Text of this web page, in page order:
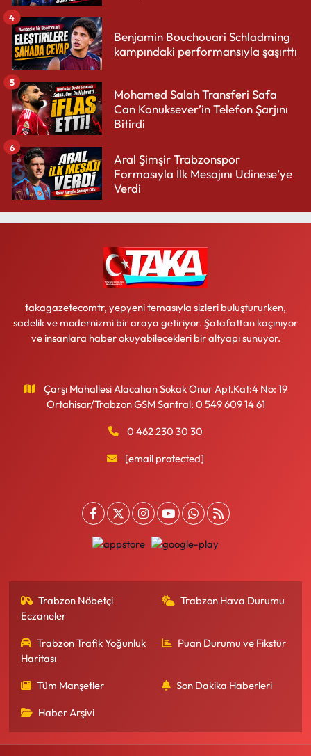
Benjamin Bouchouari Schladming
kampındaki performansıyla şaşırttı
4
Mohamed Salah Transferi Safa
Can Konuksever’in Telefon Şarjını
Bitirdi
5
Aral Şimşir Trabzonspor
Formasıyla İlk Mesajını Udinese’ye
Verdi
6
takagazetecomtr, yepyeni temasıyla sizleri buluştururken,
sadelik ve modernizmi bir araya getiriyor. Şatafattan kaçınıyor
ve insanlara haber okuyabilecekleri bir altyapı sunuyor.
Çarşı Mahallesi Alacahan Sokak Onur Apt.Kat:4 No: 19
Ortahisar/Trabzon GSM Santral: 0 549 609 14 61
0 462 230 30 30
[email protected]
Trabzon Nöbetçi
Eczaneler
Trabzon Hava Durumu
Trabzon Trafik Yoğunluk
Haritası
Puan Durumu ve Fikstür
Tüm Manşetler Son Dakika Haberleri
Haber Arşivi